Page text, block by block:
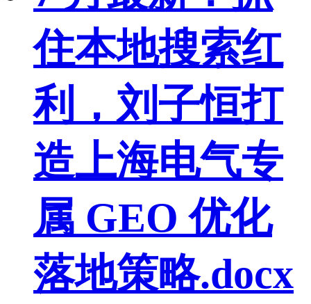
住本地搜索红
利，刘子恒打
造上海电气专
属 GEO 优化
落地策略.docx